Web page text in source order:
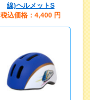
線)ヘルメットS
税込価格：4,400 円